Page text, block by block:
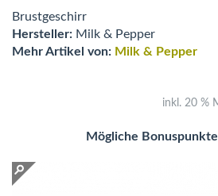
Brustgeschirr
Hersteller: Milk & Pepper
Mehr Artikel von: Milk & Pepper
inkl. 20 %
Mögliche